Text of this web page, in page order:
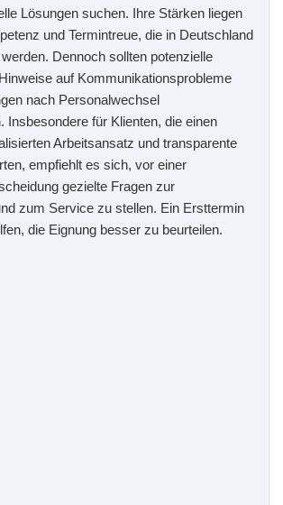
Lösungen suchen. Ihre Stärken liegen
und Termintreue, die in Deutschland
Dennoch sollten potenzielle
auf Kommunikationsprobleme
nach Personalwechsel
Insbesondere für Klienten, die einen
Arbeitsansatz und transparente
empfiehlt es sich, vor einer
gezielte Fragen zur
zum Service zu stellen. Ein Ersttermin
die Eignung besser zu beurteilen.